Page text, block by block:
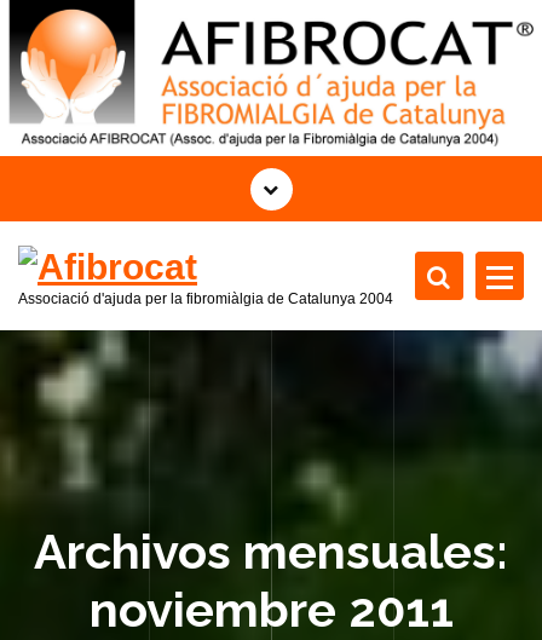
r
t
Associació d'ajuda per la fibromiàlgia de Catalunya 2004
Archivos mensuales:
noviembre 2011